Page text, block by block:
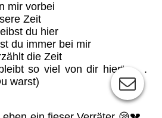
mir vorbei
Zeit
du hier
du immer bei mir
die Zeit
so viel von dir hier“ . . .
warst)